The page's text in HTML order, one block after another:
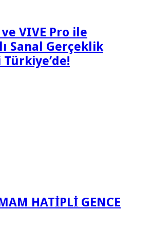
ve VIVE Pro ile
Sanal Gerçeklik
HATİPLİ GENCE